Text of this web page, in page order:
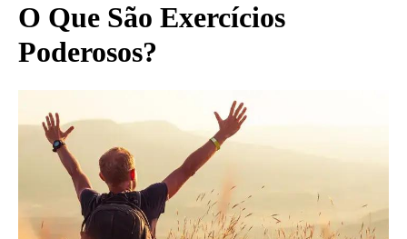
O Que São Exercícios
Poderosos?